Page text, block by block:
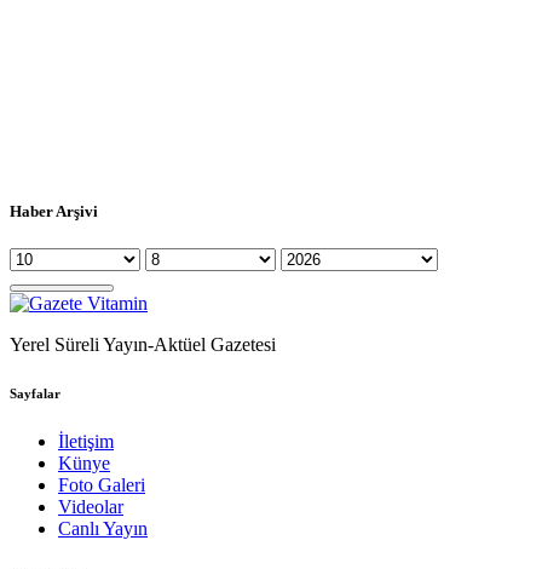
Haber Arşivi
Yerel Süreli Yayın-Aktüel Gazetesi
Sayfalar
İletişim
Künye
Foto Galeri
Videolar
Canlı Yayın